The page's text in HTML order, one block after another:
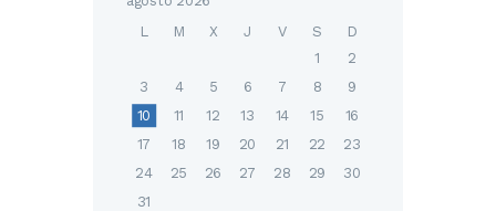
L
M X J V S
D
1
2
3
4 5 6 7 8
9
10
11 12 13 14 15
16
17
18 19 20 21 22
23
24
25 26 27 28 29
30
31